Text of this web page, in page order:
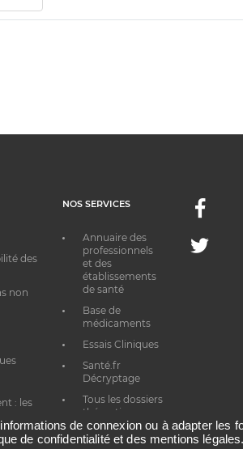
des
non
: les
NOS SERVICES
Annuaire des
professionnels
et des
établissements
de santé
Base de
médicaments
Essais Cliniques
Santé.fr
Décryptage
Tous les dossiers
thématiques
Twitter
de connexion ou à adapter les
de confidentialité et des mentions légales.